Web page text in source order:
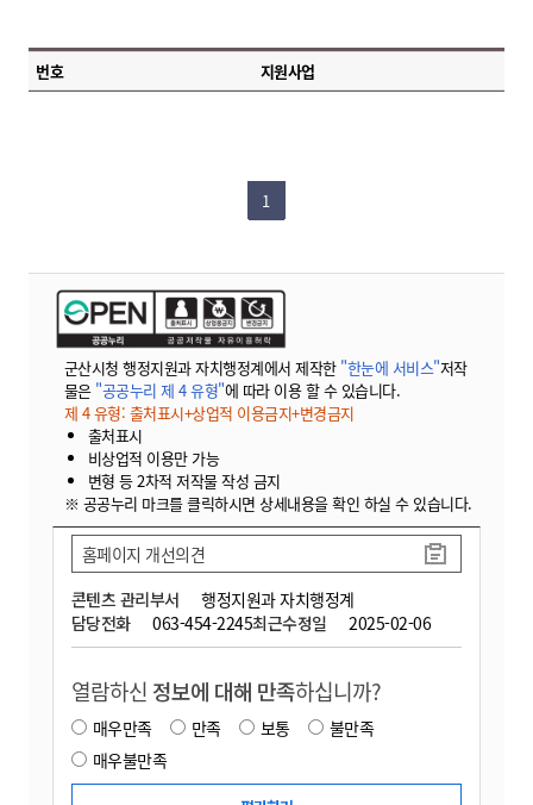
번호 지원사업
1
군산시청 행정지원과 자치행정계에서 제작한 "한눈에 서비스"저작
물은 "공공누리 제 4 유형"에 따라 이용 할 수 있습니다.
제 4 유형: 출처표시+상업적 이용금지+변경금지
출처표시
비상업적 이용만 가능
변형 등 2차적 저작물 작성 금지
※ 공공누리 마크를 클릭하시면 상세내용을 확인 하실 수 있습니다.
콘텐츠 관리부서
행정지원과 자치행정계
담당전화
063-454-2245최근수정일 2025-02-06
홈페이지 개선의견
열람하신 정보에 대해 만족하십니까?
매우만족 만족 보통
불만족
매우불만족